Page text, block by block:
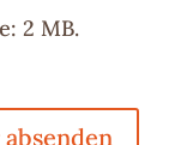
2 MB.